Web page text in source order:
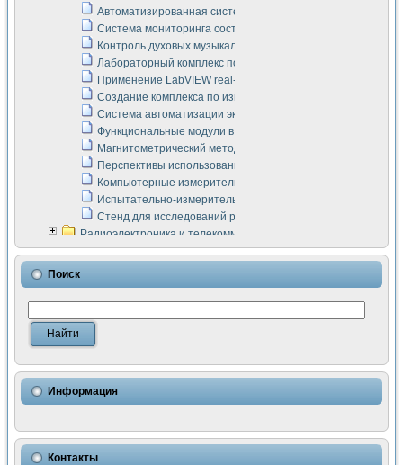
Автоматизированная система измерения параметров
Система мониторинга состояния тяговых
Контроль духовых музыкальных инструментов
Лабораторный комплекс по исследованию элементной
Применение LabVIEW real-time module для
Создание комплекса по измерению скорости подвижного
Система автоматизации экспериментальных
Функциональные модули в стандарте Nl SCXI для
Магнитометрический метод в дефектоскопии сварных
Перспективы использования машинного зрения в
Компьютерные измерительные системы для
Испытательно-измерительный комплекс аппаратуры для
Стенд для исследований рабочих процессов ДВС в
Радиоэлектроника и телекоммуникации
LabVIEW в расчетах радиолиний систем передачи данных
Аппаратно-программный комплекс для исследования
Виртуальный лабораторный стенд для исследования
Измерение шумовых параметров операционных
Измерительный преобразователь на основе цифровой
Использование NI LabVIEW для математического
Исследовние возможности создания измерителя ВАХ
Математическое моделирование генератора сигналов -
Применение осциллографического модуля с высоким
Симуляция отклика импульсного радиолокационного
Поиск
Информация
Контакты